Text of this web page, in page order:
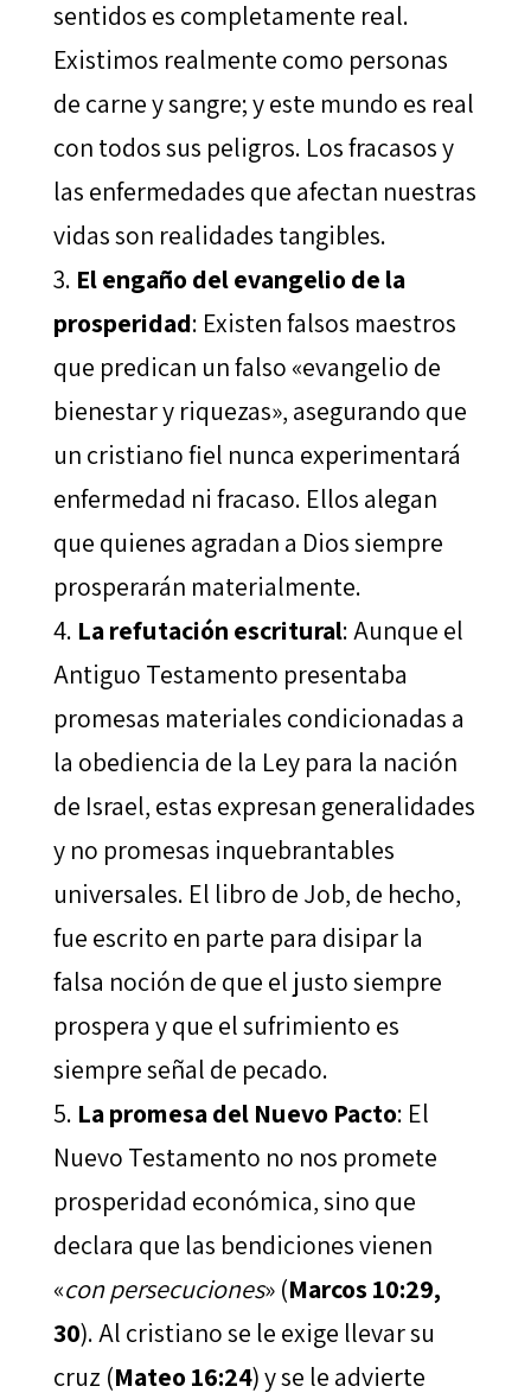
sentidos es completamente real.
Existimos realmente como personas
de carne y sangre; y este mundo es real
con todos sus peligros. Los fracasos y
las enfermedades que afectan nuestras
vidas son realidades tangibles.
El engaño del evangelio de la
prosperidad: Existen falsos maestros
que predican un falso «evangelio de
bienestar y riquezas», asegurando que
un cristiano fiel nunca experimentará
enfermedad ni fracaso. Ellos alegan
que quienes agradan a Dios siempre
prosperarán materialmente.
La refutación escritural: Aunque el
Antiguo Testamento presentaba
promesas materiales condicionadas a
la obediencia de la Ley para la nación
de Israel, estas expresan generalidades
y no promesas inquebrantables
universales. El libro de Job, de hecho,
fue escrito en parte para disipar la
falsa noción de que el justo siempre
prospera y que el sufrimiento es
siempre señal de pecado.
La promesa del Nuevo Pacto: El
Nuevo Testamento no nos promete
prosperidad económica, sino que
declara que las bendiciones vienen
«con persecuciones» (Marcos 10:29,
30). Al cristiano se le exige llevar su
cruz (Mateo 16:24) y se le advierte